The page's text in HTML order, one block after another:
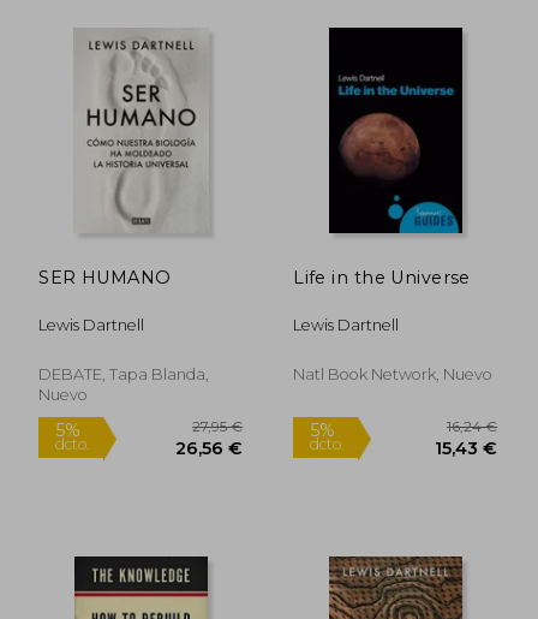
5% 5%
SER HUMANO
Lewis Dartnell
DEBATE, Tapa Blanda,
Nuevo
Life in the Universe
Lewis Dartnell
Natl Book Network, Nuevo